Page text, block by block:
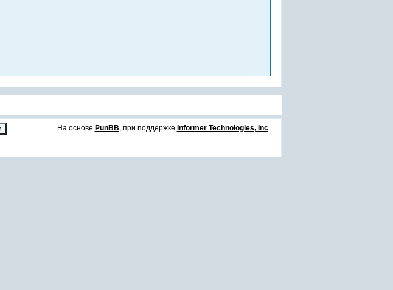
На основе PunBB, при поддержке Informer Technologies, Inc.